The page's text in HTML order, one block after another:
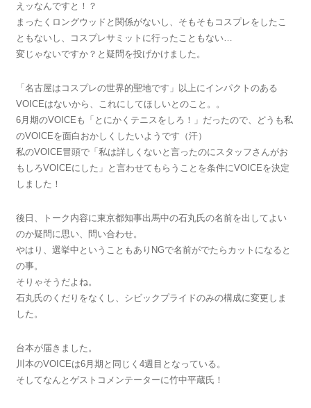
えッなんですと！？
まったくロングウッドと関係がないし、そもそもコスプレをしたこ
ともないし、コスプレサミットに行ったこともない…
変じゃないですか？と疑問を投げかけました。
「名古屋はコスプレの世界的聖地です」以上にインパクトのある
VOICEはないから、これにしてほしいとのこと。。
6月期のVOICEも「とにかくテニスをしろ！」だったので、どうも私
のVOICEを面白おかしくしたいようです（汗）
私のVOICE冒頭で「私は詳しくないと言ったのにスタッフさんがお
もしろVOICEにした」と言わせてもらうことを条件にVOICEを決定
しました！
後日、トーク内容に東京都知事出馬中の石丸氏の名前を出してよい
のか疑問に思い、問い合わせ。
やはり、選挙中ということもありNGで名前がでたらカットになると
の事。
そりゃそうだよね。
石丸氏のくだりをなくし、シビックプライドのみの構成に変更しま
した。
台本が届きました。
川本のVOICEは6月期と同じく4週目となっている。
そしてなんとゲストコメンテーターに竹中平蔵氏！